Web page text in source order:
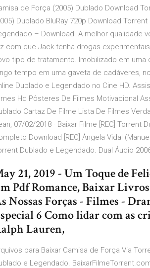
de Força (2005) Dublado Download
Dublado BluRay 720p Download
– Download. A melhor qualidade
com que Jack tenha drogas
tipo de tratamento. Imobilizado em
tempo em uma gaveta de cadáveres,
Dublado e Legendado no Cine HD.
Hd Pôsteres De Filmes Motivacional
Cartaz De Filme Lista De Filmes
07/02/2018 · Baixar Filme [REC] Torrent
Download [REC] Ángela Vidal
Dublado e Legendado. Dual Áudio
21, 2019 - Um Toque de
Pdf Romance, Baixar
Nossas Forças - Filmes -
6 Como lidar com as
Lauren,
para Baixar Camisa de Força Via
e Legendado.